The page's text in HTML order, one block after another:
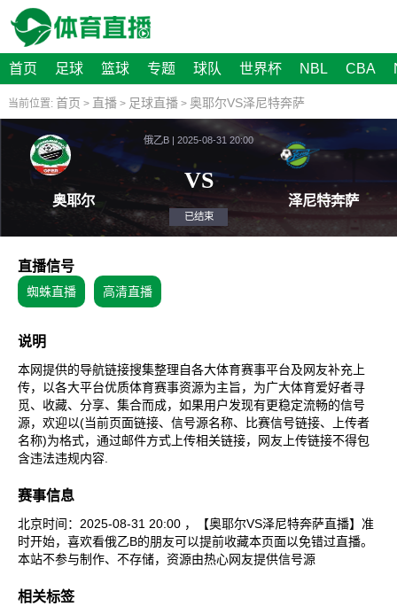
首页 足球 篮球 专题 球队 世界杯 NBL CBA
当前位置: 首页 > 直播> 足球直播> 奥耶尔VS泽尼特奔萨
俄乙B | 2025-08-31 20:00
VS
直播信号
蜘蛛直播 高清直播
说明
本网提供的导航链接搜集整理自各大体育赛事平台及网友补充上
传，以各大平台优质体育赛事资源为主旨，为广大体育爱好者寻
觅、收藏、分享、集合而成，如果用户发现有更稳定流畅的信号
源，欢迎以(当前页面链接、信号源名称、比赛信号链接、上传者
名称)为格式，通过邮件方式上传相关链接，网友上传链接不得包
含违法违规内容.
赛事信息
北京时间：2025-08-31 20:00 ，【奥耶尔VS泽尼特奔萨直播】准
时开始，喜欢看俄乙B的朋友可以提前收藏本页面以免错过直播。
本站不参与制作、不存储，资源由热心网友提供信号源
相关标签